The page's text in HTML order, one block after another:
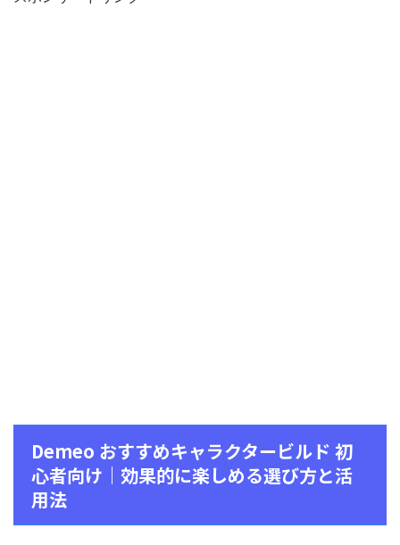
Demeo おすすめキャラクタービルド 初
心者向け｜効果的に楽しめる選び方と活
用法